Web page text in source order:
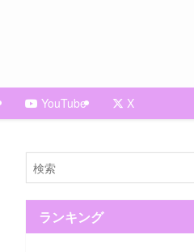
YouTube X
ランキング